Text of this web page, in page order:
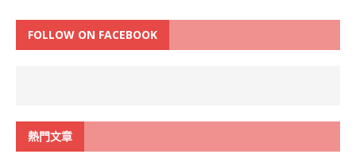
FOLLOW ON FACEBOOK
熱門文章